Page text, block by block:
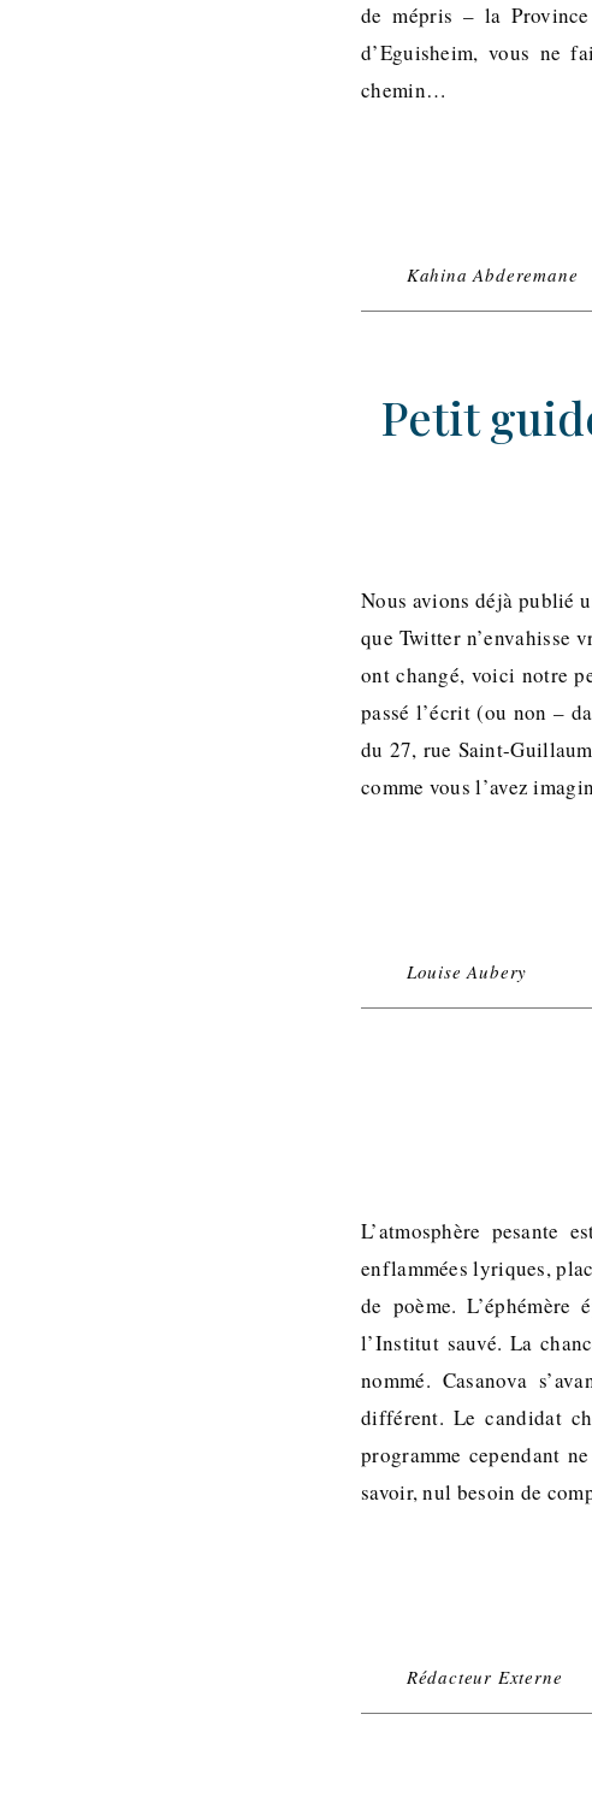
de mépris – la
d’Eguisheim, vous ne
chemin…
Kahina Abderemane
Petit
Nous avions déjà publié
que Twitter n’envahisse
ont changé, voici notre
passé l’écrit (ou non –
du 27, rue Saint-
comme vous l’avez
Louise Aubery
L’atmosphère pesante
enflammées lyriques,
de poème.
l’Institut sauvé. La
nommé. Casanova
différent. Le candidat
programme cependant
savoir, nul besoin de
Rédacteur Externe